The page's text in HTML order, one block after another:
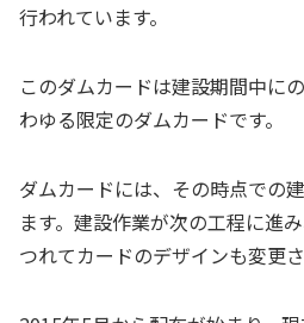
行われています。
このダムカードは建設期間中に
わゆる限定のダムカードです。
ダムカードには、その時点での
ます。建設作業が次の工程に進
つれてカードのデザインも変更さ